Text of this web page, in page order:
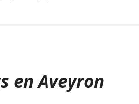
en Aveyron